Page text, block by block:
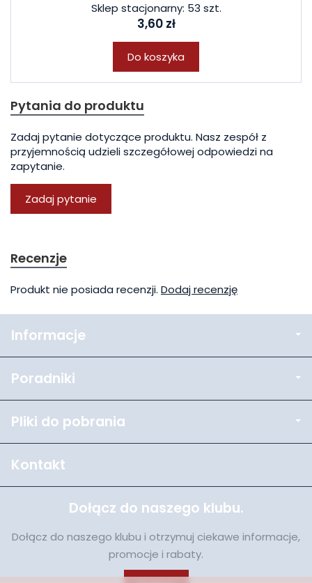
Sklep stacjonarny: 53 szt.
3,60 zł
Do koszyka
Pytania do produktu
Zadaj pytanie dotyczące produktu. Nasz zespół z
przyjemnością udzieli szczegółowej odpowiedzi na
zapytanie.
Zadaj pytanie
Recenzje
Produkt nie posiada recenzji. Dodaj recenzję
Informacje
Poradniki
Pliki do pobrania
Kontakt
Dołącz do naszego klubu.
Dołącz do naszego klubu i otrzymuj ciekawe informacje,
promocje i rabaty.